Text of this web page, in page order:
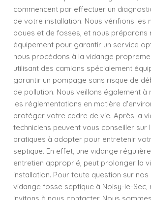
commencent par effectuer un
de votre installation. Nous vérifions les
boues et de fosses, et nous préparons
équipement pour garantir un service
nous procédons à la vidange
utilisant des camions spécialement
garantir un pompage sans risque de
de pollution. Nous veillons également
les réglementations en matière
protéger votre cadre de vie. Après la
techniciens peuvent vous conseiller sur
pratiques à adopter pour entretenir
septique. En effet, une vidange
entretien approprié, peut prolonger la
installation. Pour toute question sur
vidange fosse septique à Noisy-le-Sec,